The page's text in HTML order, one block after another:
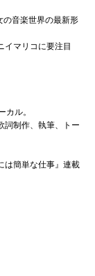
の音楽世界の最新形
イマリコに要注目
カル。
詞制作、執筆、トー
は簡単な仕事』連載